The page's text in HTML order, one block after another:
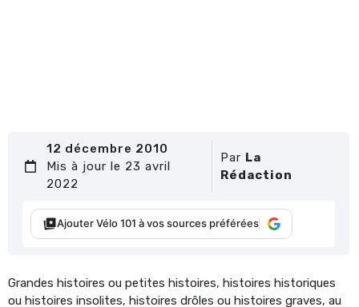
12 décembre 2010
Mis à jour le 23 avril
2022
Par La
Rédaction
Ajouter Vélo 101 à vos sources préférées
Grandes histoires ou petites histoires, histoires historiques
ou histoires insolites, histoires drôles ou histoires graves, au